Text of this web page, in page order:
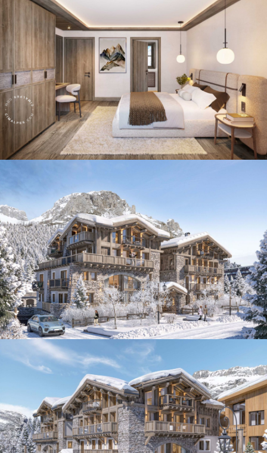
Panorama 2026
Etude annuelle de l'immobilier de montagne par Cimalpes
En savoir plus
Vous attendez les chutes de neige comme d'autres guettent le lever
du soleil ? Vous snobez les pistes damées pour leur préférer les
grands espaces vierges de traces ? Vous faites sans doute partie de
ces adeptes du ski hors-piste. Découvrez notre sélection de secteurs
mythiques où la poudreuse se mérite - et se savoure.